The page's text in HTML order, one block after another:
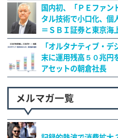
国内初、「ＰＥファン
タル技術で小口化、個
＝ＳＢＩ証券と東京海
「オルタナティブ・
末に運用残高５０兆円
アセットの朝倉社長
メルマガ一覧